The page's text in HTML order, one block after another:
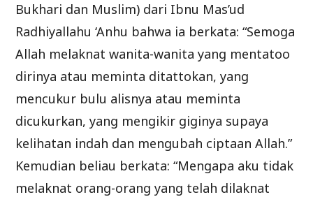
Bukhari dan Muslim) dari Ibnu Mas’ud
Radhiyallahu ‘Anhu bahwa ia berkata: “Semoga
Allah melaknat wanita-wanita yang mentatoo
dirinya atau meminta ditattokan, yang
mencukur bulu alisnya atau meminta
dicukurkan, yang mengikir giginya supaya
kelihatan indah dan mengubah ciptaan Allah.”
Kemudian beliau berkata: “Mengapa aku tidak
melaknat orang-orang yang telah dilaknat